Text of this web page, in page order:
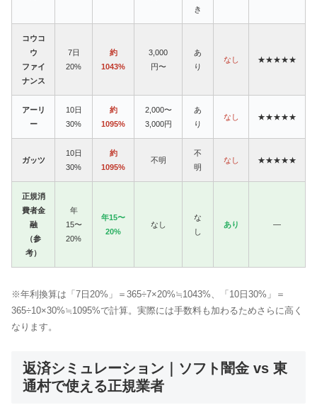
き
コウコ
ウ
ファイ
ナンス
7日
20%
約
1043%
3,000
円〜
あ
り
なし ★★★★★
アーリ
ー
10日
30%
約
1095%
2,000〜
3,000円
あ
り
なし ★★★★★
ガッツ
10日
30%
約
1095%
不明
不
明
なし ★★★★★
正規消
費者金
融
（参
考）
年
15〜
20%
年15〜
20%
なし
な
し
あり —
※年利換算は「7日20%」＝365÷7×20%≒1043%、「10日30%」＝
365÷10×30%≒1095%で計算。実際には手数料も加わるためさらに高く
なります。
返済シミュレーション｜ソフト闇金 vs 東
通村で使える正規業者